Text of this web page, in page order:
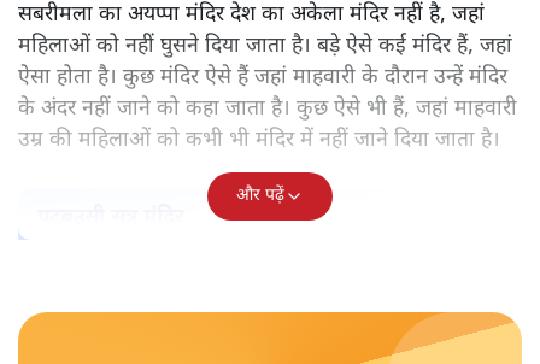
केरल के सबरमला स्थित भगवान अयप्पा का मंदिर वह अकेला मंदिर
नहीं, जहाँ महिलाओं को प्रवेश नहीं करने दिया जाता है। ऐसे और कई
मंदिर हैं। हर मंदिर के पीछे कोई न कोई मिथक है, कोई न कोई कहानी
है, जिस आधार पर महिलाओं को प्रवेश से रोका गया है। लेकिन क्या
उसके पीछे पुरुषवादी मानसिकता नहीं है जो महिलाओं को कमतर
सबरीमला का अयप्पा मंदिर देश का अकेला मंदिर नहीं है, जहां